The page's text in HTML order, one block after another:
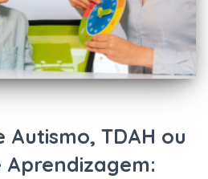
Autismo, TDAH ou